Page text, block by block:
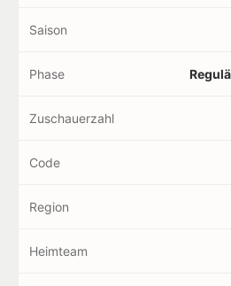
Saison
Phase
Zuschauerzahl
Code
Region
Heimteam